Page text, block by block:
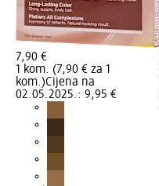
7,90 €
1 kom. (7,90 € za 1
kom.)Cijena na
02.05.2025.: 9,95 €